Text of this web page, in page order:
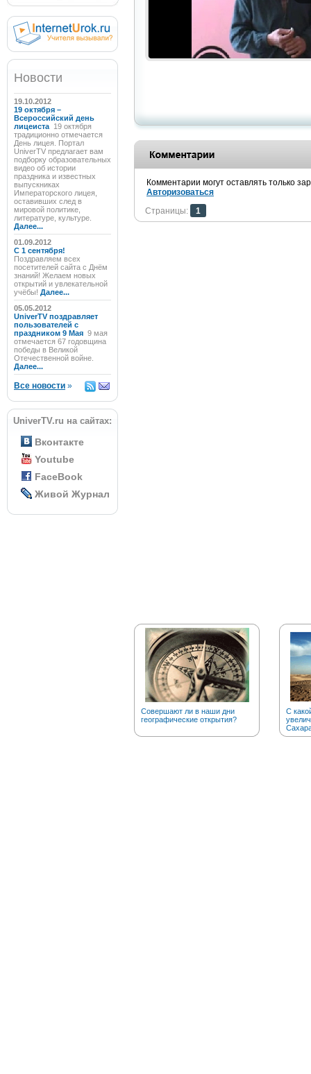
Новости
19.10.2012
19 октября –
Всероссийский день
лицеиста 19 октября
традиционно отмечается
День лицея. Портал
UniverTV предлагает вам
подборку образовательных
видео об истории
праздника и известных
выпускниках
Императорского лицея,
оставивших след в
мировой политике,
литературе, культуре.
Далее...
01.09.2012
C 1 сентября!
Поздравляем всех
посетителей сайта с Днём
знаний! Желаем новых
открытий и увлекательной
учёбы! Далее...
05.05.2012
UniverTV поздравляет
пользователей с
праздником 9 Мая 9 мая
отмечается 67 годовщина
победы в Великой
Отечественной войне.
Далее...
Все новости »
UniverTV.ru на сайтах:
Вконтакте
Youtube
FaceBook
Живой Журнал
Комментарии могут оставлять только
Авторизоваться
Страницы:
1
Совершают ли в наши дни
географические открытия?
С